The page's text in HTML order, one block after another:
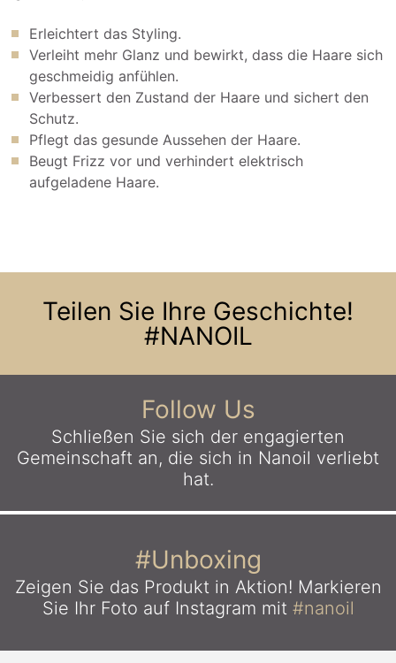
Erleichtert das Styling.
Verleiht mehr Glanz und bewirkt, dass die Haare sich
geschmeidig anfühlen.
Verbessert den Zustand der Haare und sichert den
Schutz.
Pflegt das gesunde Aussehen der Haare.
Beugt Frizz vor und verhindert elektrisch
aufgeladene Haare.
Teilen Sie Ihre Geschichte!
#NANOIL
Follow Us
Schließen Sie sich der engagierten
Gemeinschaft an, die sich in Nanoil verliebt
hat.
#Unboxing
Zeigen Sie das Produkt in Aktion! Markieren
Sie Ihr Foto auf Instagram mit #nanoil